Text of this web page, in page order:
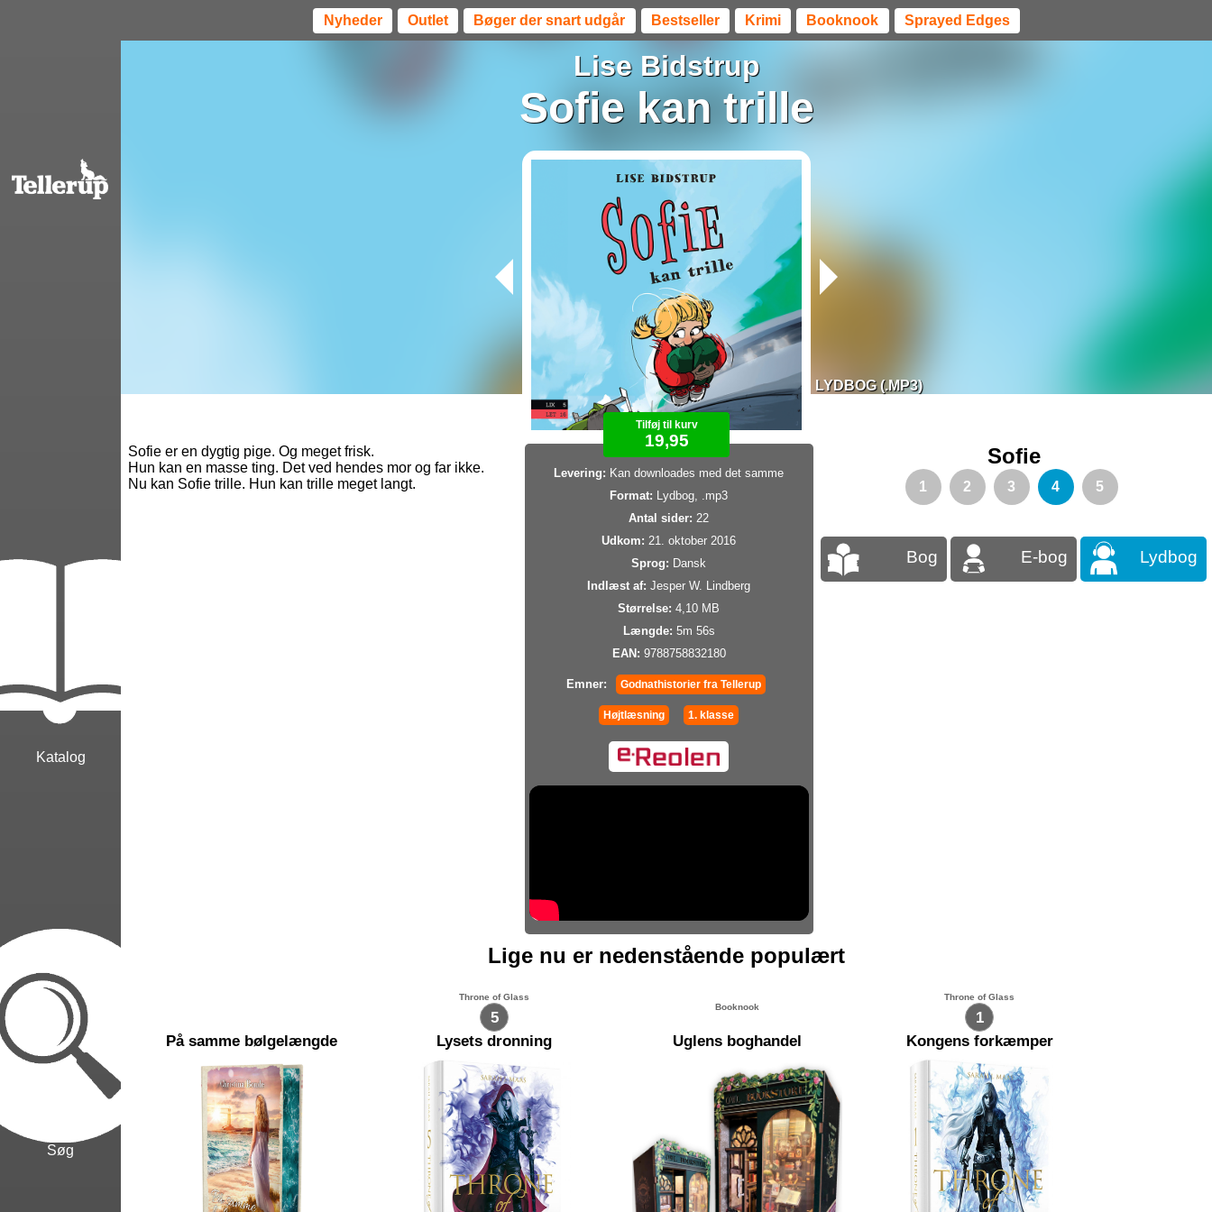
Nyheder Outlet Bøger der snart udgår Bestseller Krimi Booknook Sprayed Edges
Katalog
Søg
Lise Bidstrup
Sofie kan trille
LYDBOG (.MP3)
Tilføj til kurv
19,95
Levering: Kan downloades med det samme
Format: Lydbog, .mp3
Antal sider: 22
Udkom: 21. oktober 2016
Sprog: Dansk
Indlæst af: Jesper W. Lindberg
Størrelse: 4,10 MB
Længde: 5m 56s
EAN: 9788758832180
Emner: Godnathistorier fra Tellerup
Højtlæsning 1. klasse
Sofie er en dygtig pige. Og meget frisk.
Hun kan en masse ting. Det ved hendes mor og far ikke.
Nu kan Sofie trille. Hun kan trille meget langt.
Sofie
1 2 3 4 5
Bog E-bog Lydbog
Lige nu er nedenstående populært
På samme bølgelængde
5
Throne of Glass
Lysets dronning
Booknook
Uglens boghandel
1
Throne of Glass
Kongens forkæmper